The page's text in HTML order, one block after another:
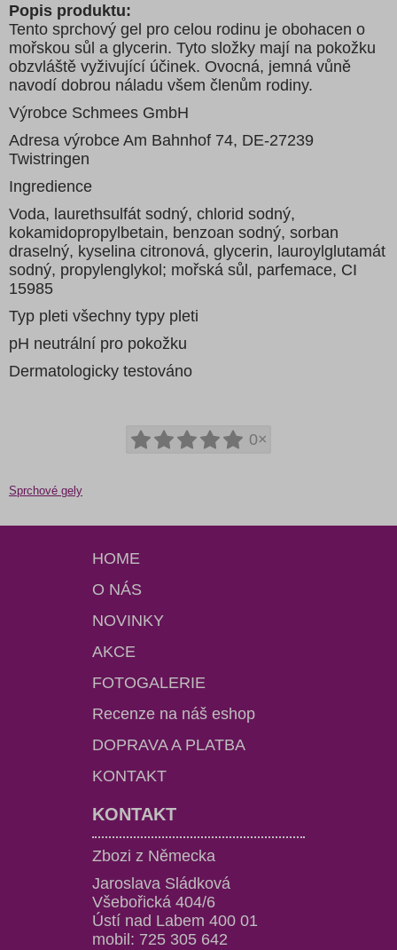
Popis produktu:
Tento sprchový gel pro celou rodinu je obohacen o
mořskou sůl a glycerin. Tyto složky mají na pokožku
obzvláště vyživující účinek. Ovocná, jemná vůně
navodí dobrou náladu všem členům rodiny.
Výrobce Schmees GmbH
Adresa výrobce Am Bahnhof 74, DE-27239
Twistringen
Ingredience
Voda, laurethsulfát sodný, chlorid sodný,
kokamidopropylbetain, benzoan sodný, sorban
draselný, kyselina citronová, glycerin, lauroylglutamát
sodný, propylenglykol; mořská sůl, parfemace, CI
15985
Typ pleti všechny typy pleti
pH neutrální pro pokožku
Dermatologicky testováno
0×
Sprchové gely
HOME
O NÁS
NOVINKY
AKCE
FOTOGALERIE
Recenze na náš eshop
DOPRAVA A PLATBA
KONTAKT
KONTAKT
Zbozi z Německa
Jaroslava Sládková
Všebořická 404/6
Ústí nad Labem 400 01
mobil: 725 305 642